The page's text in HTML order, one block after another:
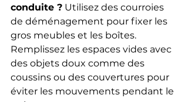
conduite ? Utilisez des courroies
de déménagement pour fixer les
gros meubles et les boîtes.
Remplissez les espaces vides avec
des objets doux comme des
coussins ou des couvertures pour
éviter les mouvements pendant le